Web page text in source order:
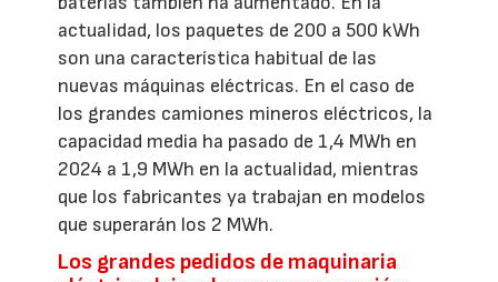
actualidad, los paquetes de 200 a 500 kWh
son una característica habitual de las
nuevas máquinas eléctricas. En el caso de
los grandes camiones mineros eléctricos, la
capacidad media ha pasado de 1,4 MWh en
2024 a 1,9 MWh en la actualidad, mientras
que los fabricantes ya trabajan en modelos
que superarán los 2 MWh.
Los grandes pedidos de maquinaria